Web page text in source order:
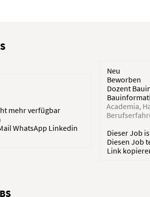
mehr verfügbar
WhatsApp Linkedin
Neu
Beworben
Dozent
Academia
Dieser Job
Diesen Job
Link